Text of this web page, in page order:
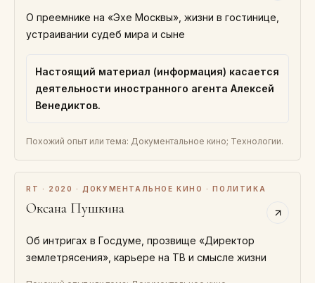
О преемнике на «Эхе Москвы», жизни в гостинице,
устраивании судеб мира и сыне
Настоящий материал (информация) касается
деятельности иностранного агента Алексей
Венедиктов.
Похожий опыт или тема: Документальное кино; Технологии.
RT · 2020 · ДОКУМЕНТАЛЬНОЕ КИНО · ПОЛИТИКА
Оксана Пушкина
Об интригах в Госдуме, прозвище «Директор
землетрясения», карьере на ТВ и смысле жизни